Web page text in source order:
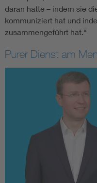
daran hatte – indem sie
kommuniziert hat und
zusammengeführt hat.“
Purer Dienst am